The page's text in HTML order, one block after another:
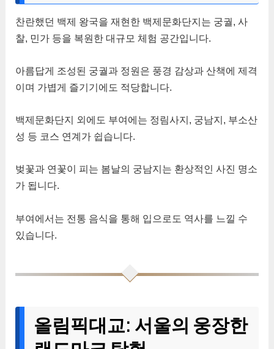
찬란했던 백제 왕국을 재현한 백제문화단지는 궁궐, 사
찰, 민가 등을 복원한 대규모 체험 공간입니다.
아름답게 조성된 궁궐과 정원은 풍경 감상과 산책에 제격
이며 가볍게 즐기기에도 적당합니다.
백제문화단지 외에도 부여에는 정림사지, 궁남지, 부소산
성 등 코스 연계가 쉽습니다.
벚꽃과 연꽃이 피는 봄날의 궁남지는 환상적인 사진 명소
가 됩니다.
부여에서는 전통 음식을 통해 입으로도 역사를 느낄 수
있습니다.
올림픽대교: 서울의 웅장한